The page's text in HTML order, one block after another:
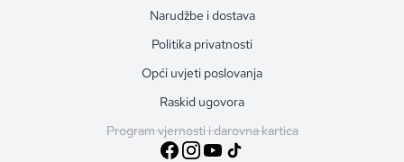
Narudžbe i dostava
Politika privatnosti
Opći uvjeti poslovanja
Raskid ugovora
Program vjernosti i darovna kartica